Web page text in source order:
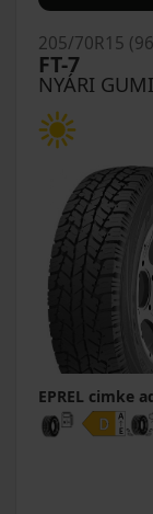
NYÁRI GUMI
FT-7
205/70R15
EPREL cimke